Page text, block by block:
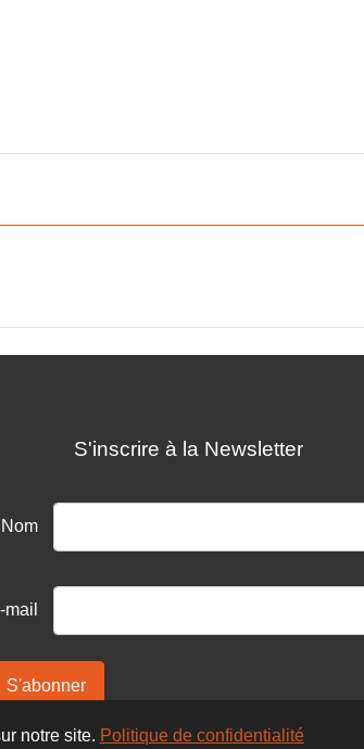
notre site. Politique de confidentialité
S'inscrire à la Newsletter
Nom
mail
S'abonner